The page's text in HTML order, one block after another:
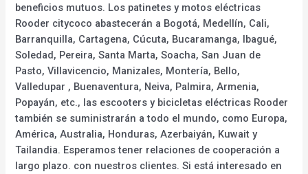
beneficios mutuos. Los patinetes y motos eléctricas
Rooder citycoco abastecerán a Bogotá, Medellín, Cali,
Barranquilla, Cartagena, Cúcuta, Bucaramanga, Ibagué,
Soledad, Pereira, Santa Marta, Soacha, San Juan de
Pasto, Villavicencio, Manizales, Montería, Bello,
Valledupar , Buenaventura, Neiva, Palmira, Armenia,
Popayán, etc., las escooters y bicicletas eléctricas Rooder
también se suministrarán a todo el mundo, como Europa,
América, Australia, Honduras, Azerbaiyán, Kuwait y
Tailandia. Esperamos tener relaciones de cooperación a
largo plazo. con nuestros clientes. Si está interesado en